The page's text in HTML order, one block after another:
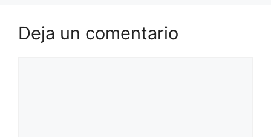
Deja un comentario